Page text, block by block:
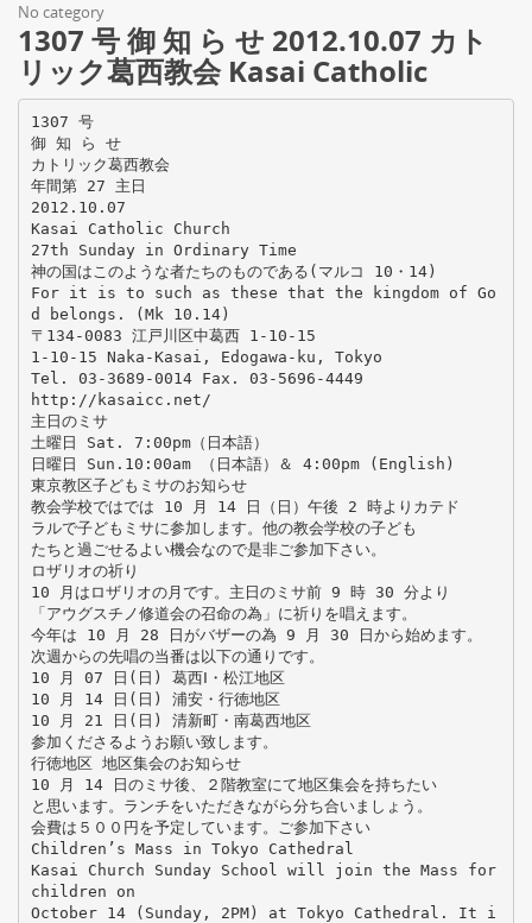
No category
1307 号 御 知 ら せ 2012.10.07 カト
リック葛西教会 Kasai Catholic
1307 号
御 知 ら せ
カトリック葛西教会
年間第 27 主日
2012.10.07
Kasai Catholic Church
27th Sunday in Ordinary Time
神の国はこのような者たちのものである(マルコ 10・14)
For it is to such as these that the kingdom of Go
d belongs. (Mk 10.14)
〒134-0083 江戸川区中葛西 1-10-15
1-10-15 Naka-Kasai, Edogawa-ku, Tokyo
Tel. 03-3689-0014 Fax. 03-5696-4449
http://kasaicc.net/
主日のミサ
土曜日 Sat. 7:00pm（日本語）
日曜日 Sun.10:00am （日本語）＆ 4:00pm (English)
東京教区子どもミサのお知らせ
教会学校ではでは 10 月 14 日（日）午後 2 時よりカテド
ラルで子どもミサに参加します。他の教会学校の子ども
たちと過ごせるよい機会なので是非ご参加下さい。
ロザリオの祈り
10 月はロザリオの月です。主日のミサ前 9 時 30 分より
「アウグスチノ修道会の召命の為」に祈りを唱えます。
今年は 10 月 28 日がバザーの為 9 月 30 日から始めます。
次週からの先唱の当番は以下の通りです。
10 月 07 日(日) 葛西Ⅰ・松江地区
10 月 14 日(日) 浦安・行徳地区
10 月 21 日(日) 清新町・南葛西地区
参加くださるようお願い致します。
行徳地区 地区集会のお知らせ
10 月 14 日のミサ後、２階教室にて地区集会を持ちたい
と思います。ランチをいただきながら分ち合いましょう。
会費は５００円を予定しています。ご参加下さい
Children’s Mass in Tokyo Cathedral
Kasai Church Sunday School will join the Mass for
children on
October 14 (Sunday, 2PM) at Tokyo Cathedral. It i